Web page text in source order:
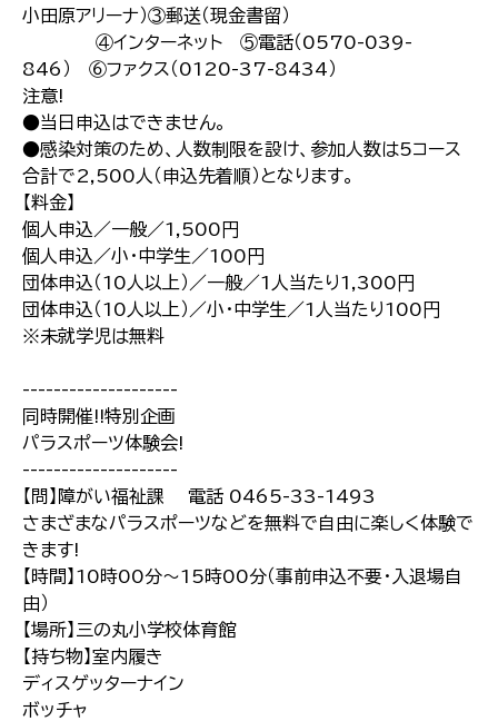
小田原アリーナ）③郵送（現金書留）
④インターネット ⑤電話（0570-039-
846） ⑥ファクス（0120-37-8434）
注意!
●当日申込はできません。
●感染対策のため、人数制限を設け、参加人数は5コース
合計で2,500人（申込先着順）となります。
【料金】
個人申込／一般／1,500円
個人申込／小・中学生／100円
団体申込（10人以上）／一般／1人当たり1,300円
団体申込（10人以上）／小・中学生／1人当たり100円
※未就学児は無料
--------------------
同時開催!!特別企画
パラスポーツ体験会!
--------------------
【問】障がい福祉課 電話 0465-33-1493
さまざまなパラスポーツなどを無料で自由に楽しく体験で
きます!
【時間】10時00分～15時00分（事前申込不要・入退場自
由）
【場所】三の丸小学校体育館
【持ち物】室内履き
ディスゲッターナイン
ボッチャ